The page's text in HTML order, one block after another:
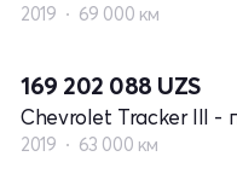
2019 69 000 км
169 202 088 UZS
2019 63 000 км